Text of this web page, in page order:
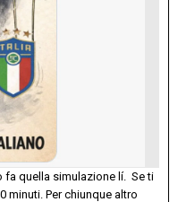
fa quella simulazione lí. Se ti
minuti. Per chiunque altro